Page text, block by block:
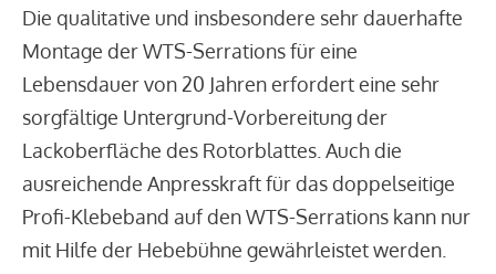
Die qualitative und insbesondere sehr dauerhafte
Montage der WTS-Serrations für eine
Lebensdauer von 20 Jahren erfordert eine sehr
sorgfältige Untergrund-Vorbereitung der
Lackoberfläche des Rotorblattes. Auch die
ausreichende Anpresskraft für das doppelseitige
Profi-Klebeband auf den WTS-Serrations kann nur
mit Hilfe der Hebebühne gewährleistet werden.